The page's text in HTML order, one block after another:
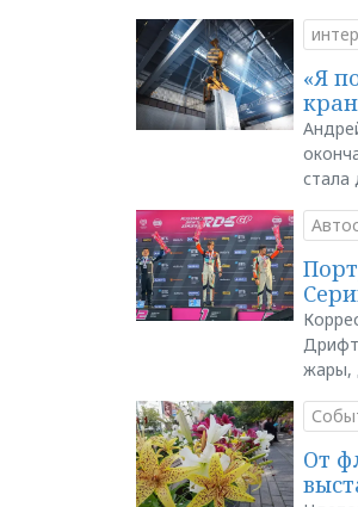
«Я
стала
Дрифт
жары,
От